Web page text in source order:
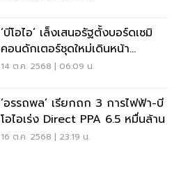
‘บีโอไอ’ เล็งเสนอรัฐตั้งบอร์ดเซมิ
คอนดักเตอร์ชุดใหม่เดินหน้า
ยุทธศาสตร์ชาติ
14 ต.ค. 2568 | 06:09 น.
‘อรรถพล’ เรียกถก 3 การไฟฟ้า-บี
โอไอเร่ง Direct PPA 6.5 หมื่นล้าน
16 ต.ค. 2568 | 23:19 น.